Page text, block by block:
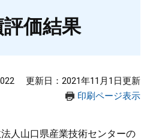
価結果
更新日：2021年11月1日更新
印刷ページ表示
人山口県産業技術センターの